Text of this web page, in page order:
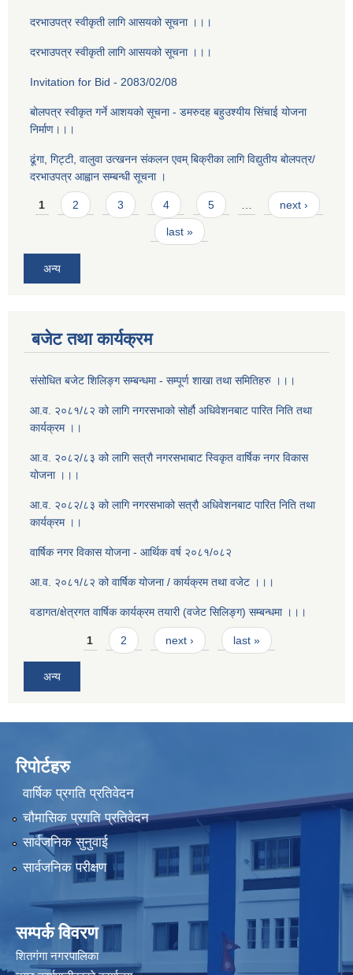
दरभाउपत्र स्वीकृती लागि आसयको सूचना ।।।
दरभाउपत्र स्वीकृती लागि आसयको सूचना ।।।
Invitation for Bid - 2083/02/08
बोलपत्र स्वीकृत गर्ने आशयको सूचना - डमरुदह बहुउश्यीय सिंचाई योजना
निर्माण।।।
ढूंगा, गिट्टी, वालुवा उत्खनन संकलन एवम् बिक्रीका लागि विद्युतीय बोलपत्र/
दरभाउपत्र आह्वान सम्बन्धी सूचना ।
Pages
1 2 3 4 5 … next ›
last »
अन्य
बजेट तथा कार्यक्रम
संसोधित बजेट शिलिङ्ग सम्बन्धमा - सम्पूर्ण शाखा तथा समितिहरु ।।।
आ.व. २०८१/८२ को लागि नगरसभाको सोर्हौ अधिवेशनबाट पारित निति तथा
कार्यक्रम ।।
आ.व. २०८२/८३ को लागि सत्रौ नगरसभाबाट स्विकृत वार्षिक नगर विकास
योजना ।।।
आ.व. २०८२/८३ को लागि नगरसभाको सत्रौ अधिवेशनबाट पारित निति तथा
कार्यक्रम ।।
वार्षिक नगर विकास योजना - आर्थिक वर्ष २०८१/०८२
आ.व. २०८१/८२ को वार्षिक योजना / कार्यक्रम तथा वजेट ।।।
वडागत/क्षेत्रगत वार्षिक कार्यक्रम तयारी (वजेट सिलिङ्ग) सम्बन्धमा ।।।
Pages1 2 next › last »
अन्य
रिपोर्टहरु
वार्षिक प्रगति प्रतिवेदन
चौमासिक प्रगति प्रतिवेदन
सार्वजनिक सुनुवाई
सार्वजनिक परीक्षण
सम्पर्क विवरण
शितगंगा नगरपालिका